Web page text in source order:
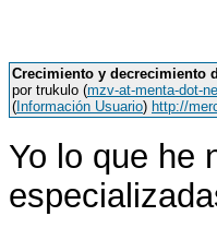
Crecimiento y decrecimiento
por trukulo (mzv-at-menta-dot-
( Información Usuario) http://
Yo lo que he